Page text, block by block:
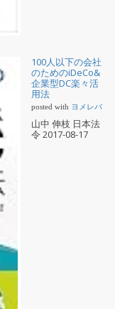
100人以下の会社
のためのiDeCo&
企業型DC楽々活
用法
posted with ヨメレバ
山中 伸枝 日本法
令 2017-08-17